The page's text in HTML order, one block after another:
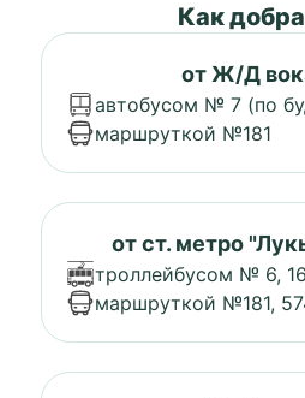
Как
от Ж/Д
автобусом № 7 (по
маршруткой №181
от ст. метро
троллейбусом № 6,
маршруткой №181,